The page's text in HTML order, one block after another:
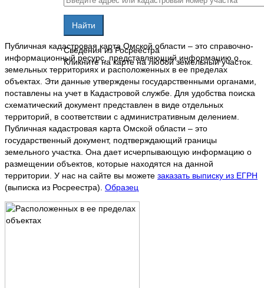
Сведения из Росреестра
Кликните на карте на любой земельный участок.
Публичная кадастровая карта Омской области – это справочно-
информационный ресурс, представляющий информацию о
земельных территориях и расположенных в ее пределах
объектах. Эти данные утверждены государственными органами,
поставлены на учет в Кадастровой службе. Для удобства поиска
схематический документ представлен в виде отдельных
территорий, в соответствии с административным делением.
Публичная кадастровая карта Омской области – это
государственный документ, подтверждающий границы
земельного участка. Она дает исчерпывающую информацию о
размещении объектов, которые находятся на данной
территории. У нас на сайте вы можете заказать выписку из ЕГРН
(выписка из Росреестра). Образец